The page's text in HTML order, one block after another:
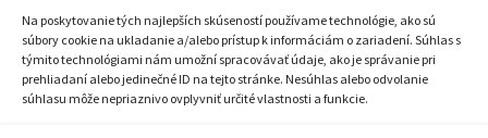
Na poskytovanie tých najlepších skúseností používame technológie, ako sú
súbory cookie na ukladanie a/alebo prístup k informáciám o zariadení. Súhlas s
týmito technológiami nám umožní spracovávať údaje, ako je správanie pri
prehliadaní alebo jedinečné ID na tejto stránke. Nesúhlas alebo odvolanie
súhlasu môže nepriaznivo ovplyvniť určité vlastnosti a funkcie.
Zásady ochrany súkromia